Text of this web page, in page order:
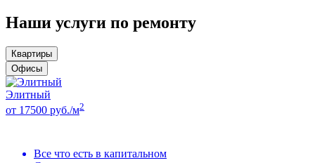
Наши услуги по ремонту
Квартиры
Офисы
Элитный
от 17500 руб./м2
Все что есть в капитальном